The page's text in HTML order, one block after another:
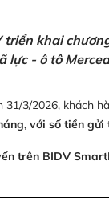
khai
lực - ô tô
3/2026, khách
với số tiền
trên BIDV